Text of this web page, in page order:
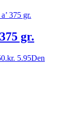
gr.
kr. 5.95Den